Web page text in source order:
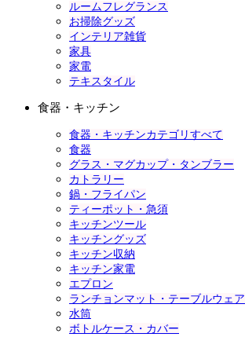
ルームフレグランス
お掃除グッズ
インテリア雑貨
家具
家電
テキスタイル
食器・キッチン
食器・キッチンカテゴリすべて
食器
グラス・マグカップ・タンブラー
カトラリー
鍋・フライパン
ティーポット・急須
キッチンツール
キッチングッズ
キッチン収納
キッチン家電
エプロン
ランチョンマット・テーブルウェア
水筒
ボトルケース・カバー